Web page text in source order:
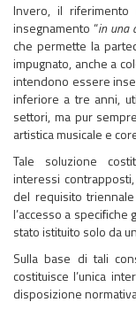
Invero, il
insegnamento “in una
che permette la
impugnato, anche a
intendono essere
inferiore a tre anni,
settori, ma pur
artistica musicale e
Tale soluzione
interessi
del requisito
l’accesso a
stato istituito solo da
Sulla base di tali
costituisce l’unica
disposizione